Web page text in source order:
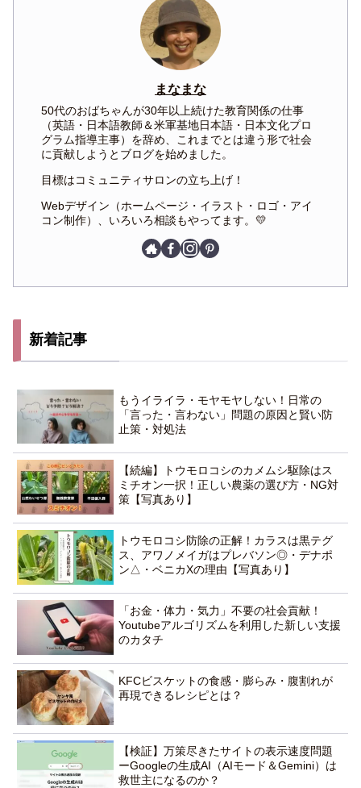
まなまな
50代のおばちゃんが30年以上続けた教育関係の仕事
（英語・日本語教師＆米軍基地日本語・日本文化プロ
グラム指導主事）を辞め、これまでとは違う形で社会
に貢献しようとブログを始めました。
目標はコミュニティサロンの立ち上げ！
Webデザイン（ホームページ・イラスト・ロゴ・アイ
コン制作）、いろいろ相談もやってます。💛
新着記事
もうイライラ・モヤモヤしない！日常の
「言った・言わない」問題の原因と賢い防
止策・対処法
【続編】トウモロコシのカメムシ駆除はス
ミチオン一択！正しい農薬の選び方・NG対
策【写真あり】
トウモロコシ防除の正解！カラスは黒テグ
ス、アワノメイガはプレバソン◎・デナポ
ン△・ベニカXの理由【写真あり】
「お金・体力・気力」不要の社会貢献！
Youtubeアルゴリズムを利用した新しい支援
のカタチ
KFCビスケットの食感・膨らみ・腹割れが
再現できるレシピとは？
【検証】万策尽きたサイトの表示速度問題
ーGoogleの生成AI（AIモード＆Gemini）は
救世主になるのか？